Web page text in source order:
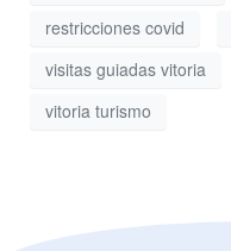
restricciones covid
visitas guiadas vitoria
vitoria turismo